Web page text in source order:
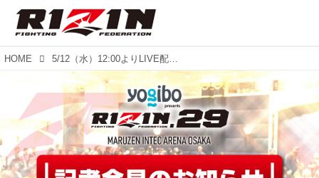
HOME 5/12（水）12:00よりLIVE配信！Yogibo presents RIZIN.29 記者会見のお知らせ